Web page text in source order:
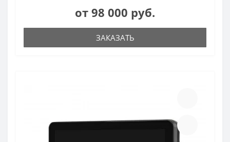
от 98 000 руб.
ЗАКАЗАТЬ